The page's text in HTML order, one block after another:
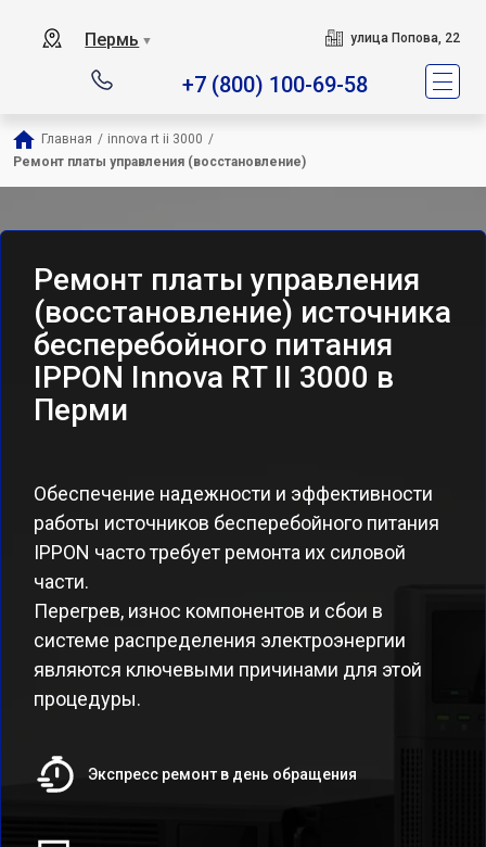
Пермь ▼ улица Попова, 22
+7 (800) 100-69-58
Главная / innova rt ii 3000 /
Ремонт платы управления (восстановление)
Ремонт платы управления
(восстановление) источника
бесперебойного питания
IPPON Innova RT II 3000 в
Перми
Обеспечение надежности и эффективности
работы источников бесперебойного питания
IPPON часто требует ремонта их силовой
части.
Перегрев, износ компонентов и сбои в
системе распределения электроэнергии
являются ключевыми причинами для этой
процедуры.
Экспресс ремонт в день обращения